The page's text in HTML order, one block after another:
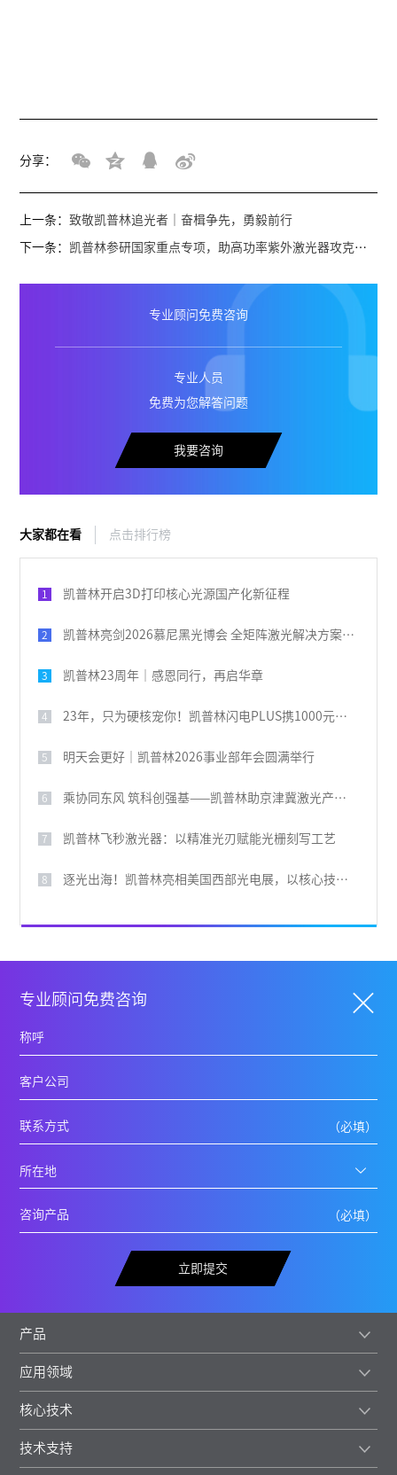
分享：
上一条：致敬凯普林追光者｜奋楫争先，勇毅前行
下一条： 凯普林参研国家重点专项，助高功率紫外激光器攻克技术难题
专业顾问免费咨询
专业人员
免费为您解答问题
我要咨询
大家都在看 点击排行榜
1 凯普林开启3D打印核心光源国产化新征程
2 凯普林亮剑2026慕尼黑光博会 全矩阵激光解决方案破解全球产业痛点
3 凯普林23周年｜感恩同行，再启华章
4 23年，只为硬核宠你！凯普林闪电PLUS携1000元豪礼，引爆全场
5 明天会更好｜凯普林2026事业部年会圆满举行
6 乘协同东风 筑科创强基——凯普林助京津冀激光产业共兴
7 凯普林飞秒激光器：以精准光刃赋能光栅刻写工艺
8 逐光出海！凯普林亮相美国西部光电展，以核心技术叩响国际大门
专业顾问免费咨询
立即提交
产品
应用领域
核心技术
技术支持